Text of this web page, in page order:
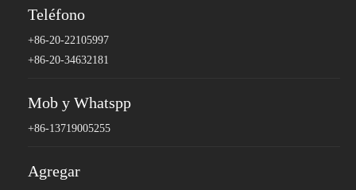
Teléfono
+86-20-22105997
+86-20-34632181
Mob y Whatspp
+86-13719005255
Agregar